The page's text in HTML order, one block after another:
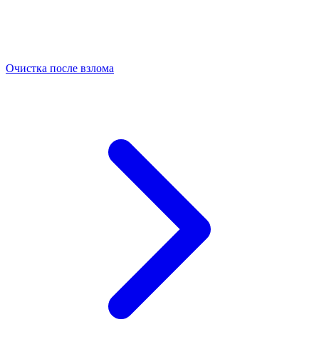
Очистка после взлома